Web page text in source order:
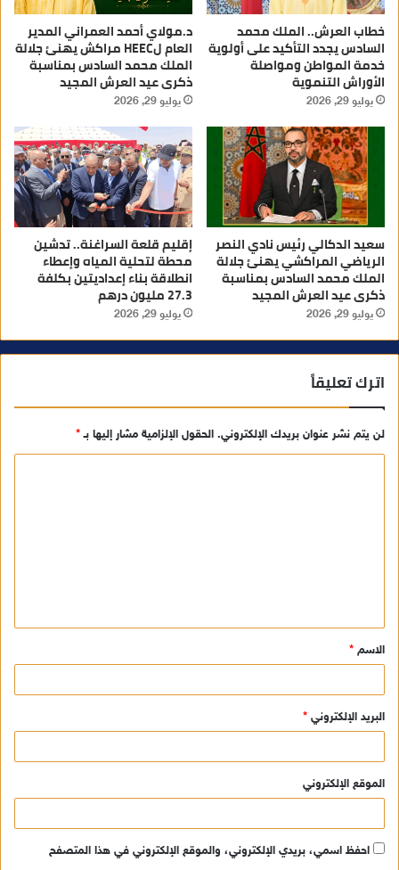
خطاب العرش.. الملك محمد
السادس يجدد التأكيد على أولوية
خدمة المواطن ومواصلة
الأوراش التنموية
يوليو 29, 2026
د.مولاي أحمد العمراني المدير
العام لHEEC مراكش يهنئ جلالة
الملك محمد السادس بمناسبة
ذكرى عيد العرش المجيد
يوليو 29, 2026
سعيد الدكالي رئيس نادي النصر
الرياضي المراكشي يهنئ جلالة
الملك محمد السادس بمناسبة
ذكرى عيد العرش المجيد
يوليو 29, 2026
إقليم قلعة السراغنة.. تدشين
محطة لتحلية المياه وإعطاء
انطلاقة بناء إعداديتين بكلفة
27.3 مليون درهم
يوليو 29, 2026
اترك تعليقاً
لن يتم نشر عنوان بريدك الإلكتروني. الحقول الإلزامية مشار إليها بـ*
ق
*
الاسم *
البريد الإلكتروني *
الموقع الإلكتروني
احفظ اسمي، بريدي الإلكتروني، والموقع الإلكتروني في هذا المتصفح